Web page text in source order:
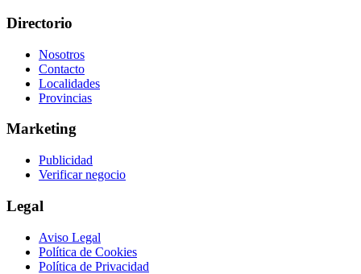
Directorio
Nosotros
Contacto
Localidades
Provincias
Marketing
Publicidad
Verificar negocio
Legal
Aviso Legal
Política de Cookies
Política de Privacidad